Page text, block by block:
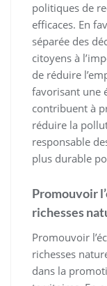
politiques de
efficaces. En
séparée des
citoyens à
de réduire
favorisant une
contribuent à
réduire la
responsable
plus durable
Promouvoir
richesses
Promouvoir
richesses
dans la